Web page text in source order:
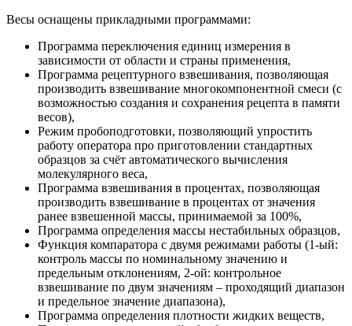
Весы оснащены прикладными программами:
Программа переключения единиц измерения в
зависимости от области и страны применения,
Программа рецептурного взвешивания, позволяющая
производить взвешивание многокомпонентной смеси (с
возможностью создания и сохранения рецепта в памяти
весов),
Режим пробоподготовки, позволяющий упростить
работу оператора про приготовлении стандартных
образцов за счёт автоматического вычисления
молекулярного веса,
Программа взвешивания в процентах, позволяющая
производить взвешивание в процентах от значения
ранее взвешенной массы, принимаемой за 100%,
Программа определения массы нестабильных образцов,
Функция компаратора с двумя режимами работы (1-ый:
контроль массы по номинальному значению и
предельным отклонениям, 2-ой: контрольное
взвешивание по двум значениям – проходящий диапазон
и предельное значение диапазона),
Программа определения плотности жидких веществ,